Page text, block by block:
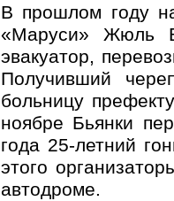
В прошлом году
«Маруси» Жюль
эвакуатор,
Получивший
больницу
ноябре Бьянки
года 25-летний
этого
автодроме.